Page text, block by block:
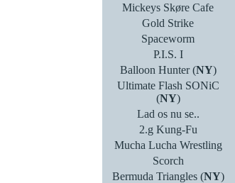
Mickeys Skøre Cafe
Gold Strike
Spaceworm
P.I.S. I
Balloon Hunter (NY)
Ultimate Flash SONiC
(NY)
Lad os nu se..
2.g Kung-Fu
Mucha Lucha Wrestling
Scorch
Bermuda Triangles (NY)